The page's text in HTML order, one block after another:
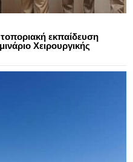
εκπαίδευση
Χειρουργικής